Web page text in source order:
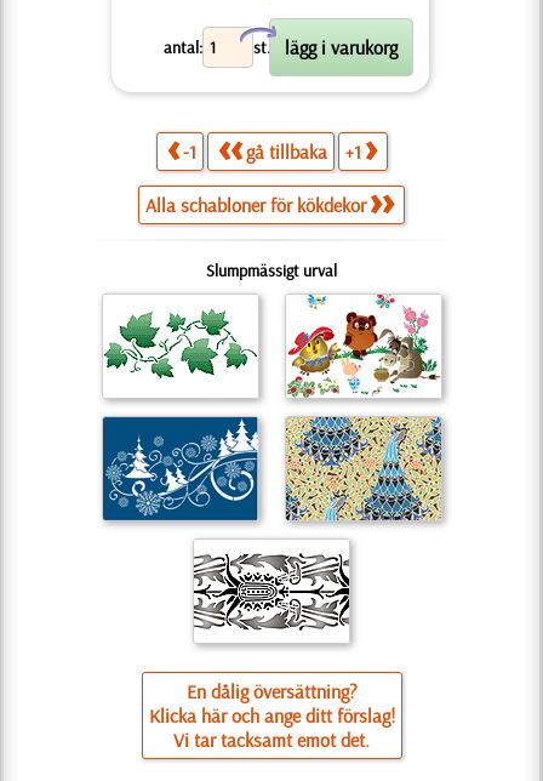
antal: st.
X
-1 gå tillbaka +1
Alla schabloner för kökdekor
Slumpmässigt urval
En dålig översättning?
Klicka här och ange ditt förslag!
Vi tar tacksamt emot det.